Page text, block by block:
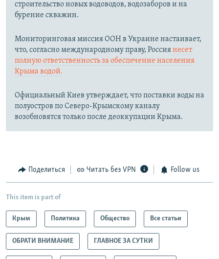
строительство новых водоводов, водозаборов и на
бурение скважин.
Мониторинговая миссия ООН в Украине настаивает,
что, согласно международному праву, Россиянесет
полную ответственность за обеспечение населения
Крыма водой.
Официальный Киев утверждает, что поставки воды на
полуостров по Северо-Крымскому каналу
возобновятся только после деоккупации Крыма.
Поделиться Читать без VPN Follow us
This item is part of
Крым Политика Общество Все статьи
ОБРАТИ ВНИМАНИЕ ГЛАВНОЕ ЗА СУТКИ